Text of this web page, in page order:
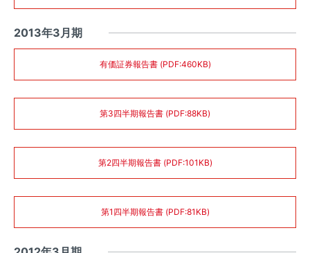
2013年3月期
有価証券報告書 (PDF:460KB)
第3四半期報告書 (PDF:88KB)
第2四半期報告書 (PDF:101KB)
第1四半期報告書 (PDF:81KB)